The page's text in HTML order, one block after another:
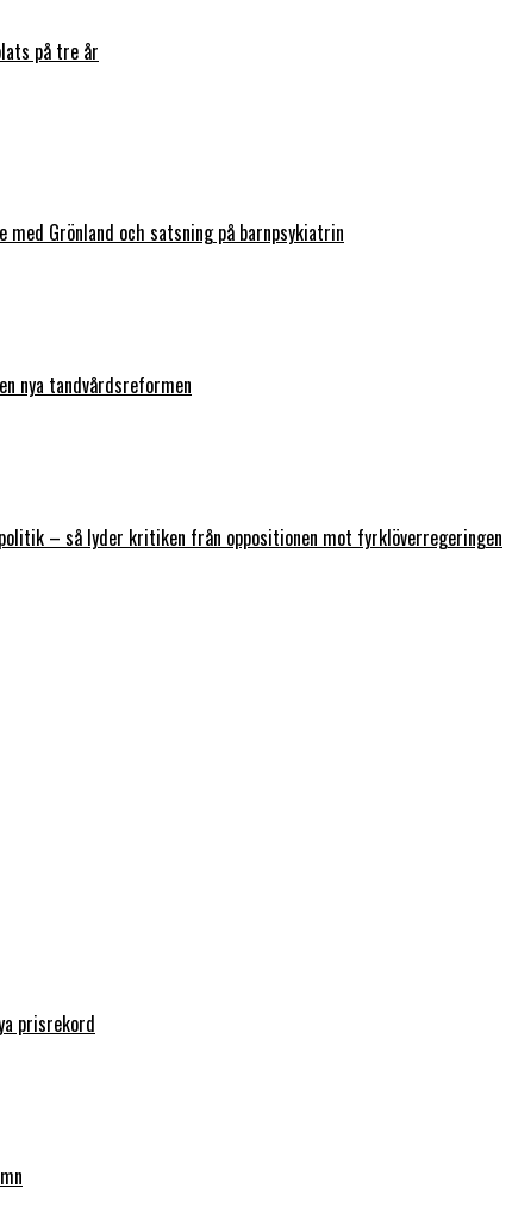
på tre år
Grönland och satsning på barnpsykiatrin
nya tandvårdsreformen
– så lyder kritiken från oppositionen mot fyrklöverregeringen
prisrekord